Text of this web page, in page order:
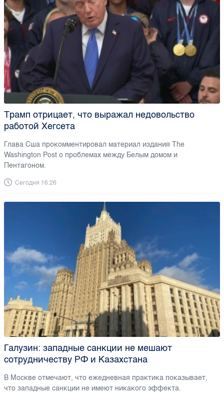
Трамп отрицает, что выражал недовольство
работой Хегсета
Глава Сша прокомментировал материал издания The
Washington Post о проблемах между Белым домом и
Пентагоном.
Сегодня 16:26
Галузин: западные санкции не мешают
сотрудничеству РФ и Казахстана
В Москве отмечают, что ежедневная практика показывает,
что западные санкции не имеют никакого эффекта.